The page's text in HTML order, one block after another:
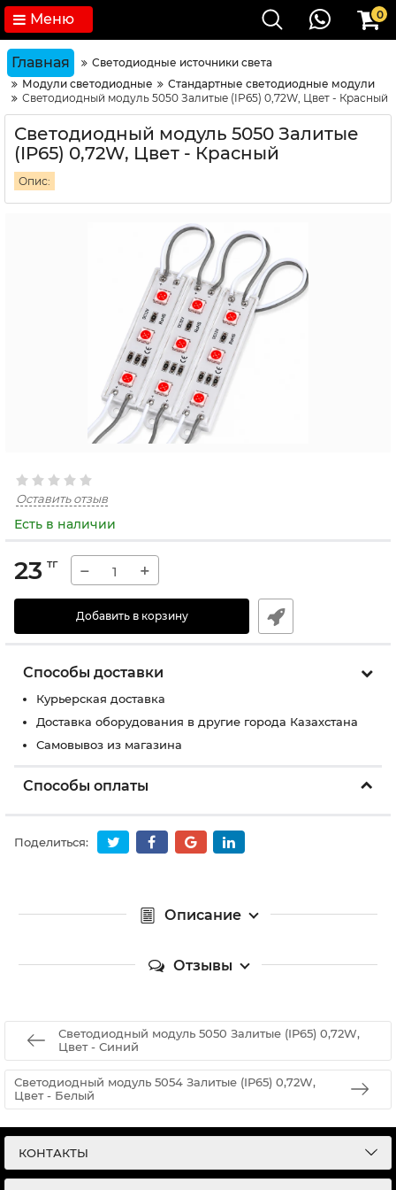
Меню 0
Главная
Светодиодные источники света
Модули светодиодные
Стандартные светодиодные модули
Светодиодный модуль 5050 Залитые (IP65) 0,72W, Цвет - Красный
Светодиодный модуль 5050 Залитые
(IP65) 0,72W, Цвет - Красный
Опис:
Оставить отзыв
Есть в наличии
23 тг − +
Добавить в корзину
Способы доставки
Курьерская доставка
Доставка оборудования в другие города Казахстана
Самовывоз из магазина
Способы оплаты
Поделиться:
Описание
Отзывы
Светодиодный модуль 5050 Залитые (IP65) 0,72W,
Цвет - Синий
Светодиодный модуль 5054 Залитые (IP65) 0,72W,
Цвет - Белый
КОНТАКТЫ